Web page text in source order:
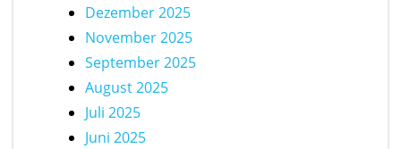
Dezember 2025
November 2025
September 2025
August 2025
Juli 2025
Juni 2025